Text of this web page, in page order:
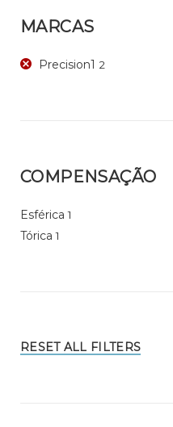
MARCAS
Precision1 2
COMPENSAÇÃO
Esférica 1
Tórica 1
RESET ALL FILTERS